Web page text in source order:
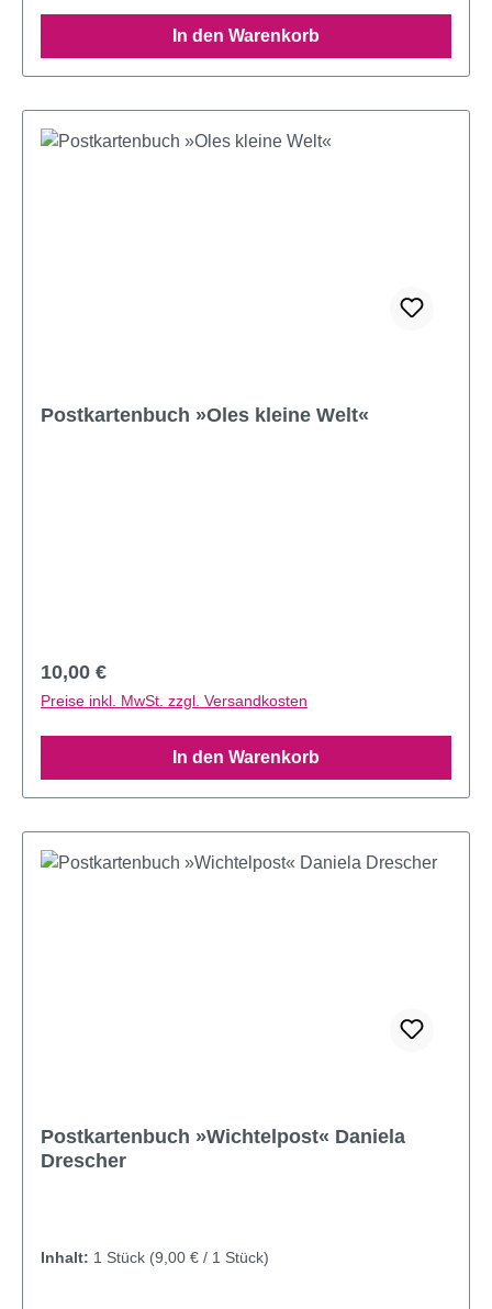
In den Warenkorb
Postkartenbuch »Oles kleine Welt«
Regulärer Preis:
10,00 €
Preise inkl. MwSt. zzgl. Versandkosten
In den Warenkorb
Postkartenbuch »Wichtelpost« Daniela
Drescher
Inhalt: 1 Stück (9,00 € / 1 Stück)